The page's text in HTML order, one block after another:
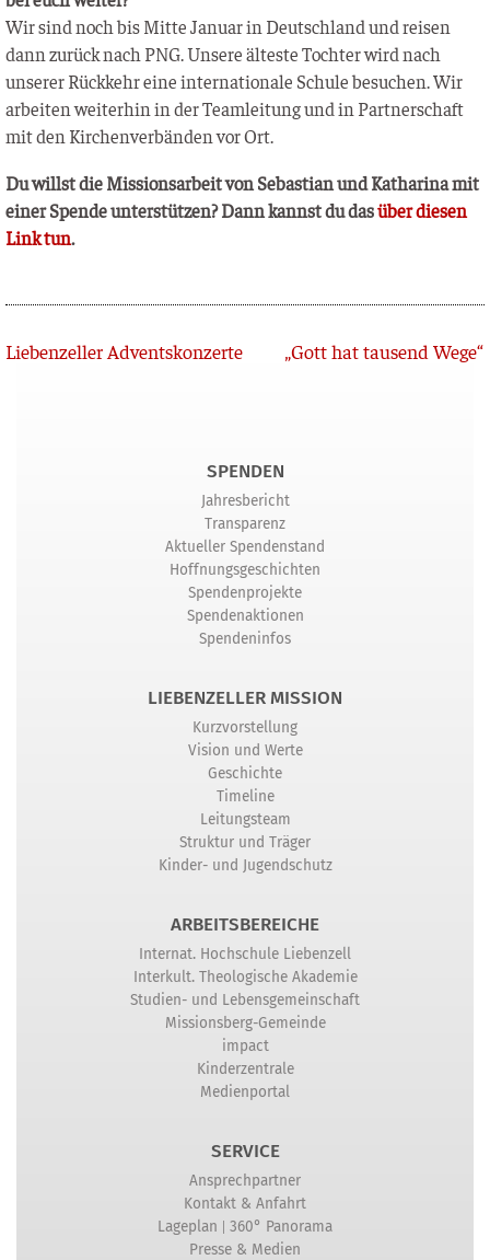
Wir sind noch bis Mit­te Janu­ar in Deutsch­land und rei­sen
dann zurück nach PNG. Unse­re ältes­te Toch­ter wird nach
unse­rer Rück­kehr eine inter­na­tio­na­le Schu­le besu­chen. Wir
arbei­ten wei­ter­hin in der Team­lei­tung und in Part­ner­schaft
mit den Kir­chen­ver­bän­den vor Ort.
Du willst die Mis­si­ons­ar­beit von Sebas­ti­an und Katha­ri­na mit
einer Spen­de unter­stüt­zen? Dann kannst du dasüber die­sen
Link tun.
Zurück
Liebenzeller Adventskonzerte „Gott hat tausend Wege“
SPENDEN
Jahresbericht
Transparenz
Aktueller Spendenstand
Hoffnungsgeschichten
Spendenprojekte
Spendenaktionen
Spendeninfos
LIEBENZELLER MISSION
Kurzvorstellung
Vision und Werte
Geschichte
Timeline
Leitungsteam
Struktur und Träger
Kinder- und Jugendschutz
ARBEITSBEREICHE
Internat. Hochschule Liebenzell
Interkult. Theologische Akademie
Studien- und Lebensgemeinschaft
Missionsberg-Gemeinde
impact
Kinderzentrale
Medienportal
SERVICE
Ansprechpartner
Kontakt & Anfahrt
Lageplan | 360° Panorama
Presse & Medien